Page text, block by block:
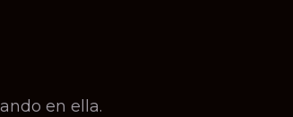
en ella.